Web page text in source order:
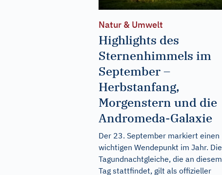
Natur & Umwelt
Highlights des
Sternenhimmels im
September –
Herbstanfang,
Morgenstern und die
Andromeda-Galaxie
Der 23. September markiert einen
wichtigen Wendepunkt im Jahr. Die
Tagundnachtgleiche, die an diesem
Tag stattfindet, gilt als offizieller